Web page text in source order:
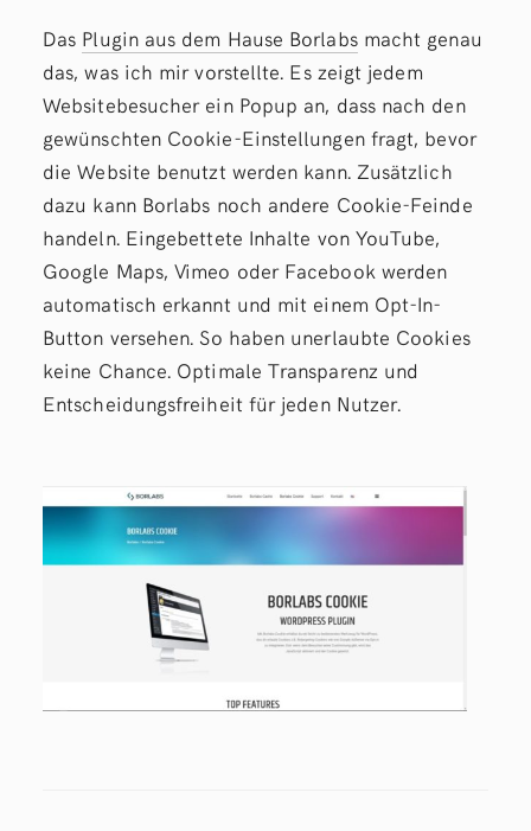
Das Plugin aus dem Hause Borlabsmacht genau
das, was ich mir vorstellte. Es zeigt jedem
Websitebesucher ein Popup an, dass nach den
gewünschten Cookie-Einstellungen fragt, bevor
die Website benutzt werden kann. Zusätzlich
dazu kann Borlabs noch andere Cookie-Feinde
handeln. Eingebettete Inhalte von YouTube,
Google Maps, Vimeo oder Facebook werden
automatisch erkannt und mit einem Opt-In-
Button versehen. So haben unerlaubte Cookies
keine Chance. Optimale Transparenz und
Entscheidungsfreiheit für jeden Nutzer.